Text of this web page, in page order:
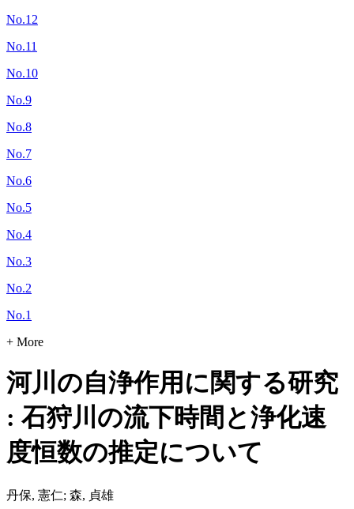
No.12
No.11
No.10
No.9
No.8
No.7
No.6
No.5
No.4
No.3
No.2
No.1
+ More
河川の自浄作用に関する研究
: 石狩川の流下時間と浄化速
度恒数の推定について
丹保, 憲仁; 森, 貞雄